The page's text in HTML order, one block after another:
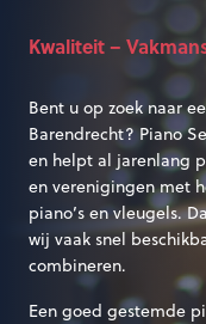
Kwaliteit –
Bent u op zoek naar
Barendrecht? Piano
en helpt al jarenlang
en verenigingen met
piano’s en vleugels.
wij vaak snel
combineren.
Een goed gestemde